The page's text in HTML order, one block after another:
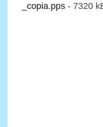
_copia.pps - 7320